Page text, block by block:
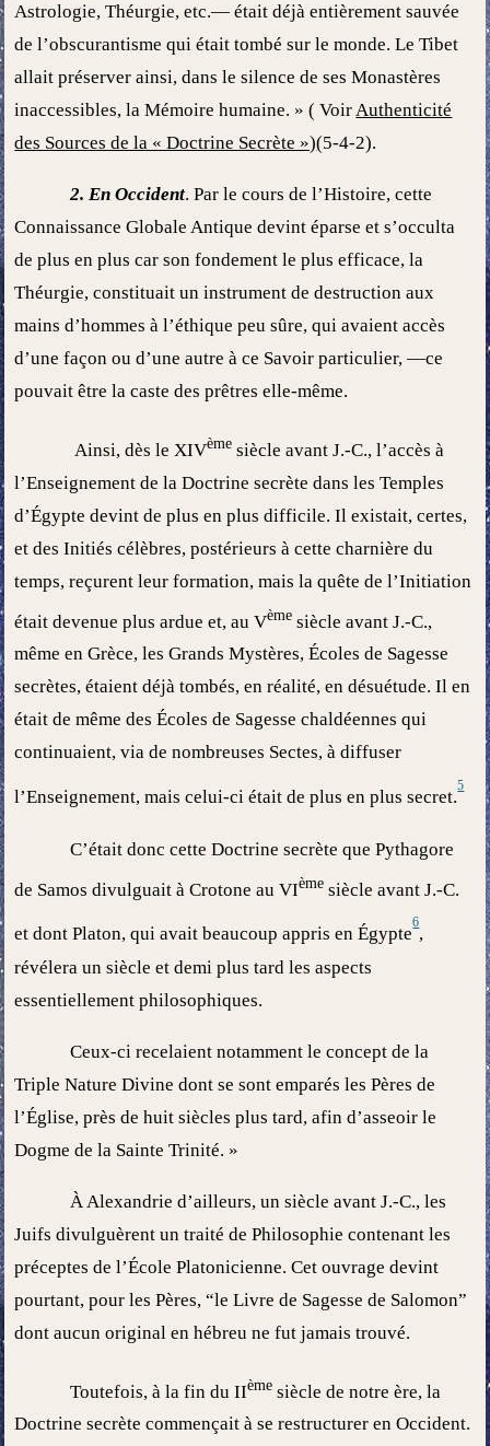
Astrologie, Théurgie, etc.— était déjà entièrement sauvée
de l’obscurantisme qui était tombé sur le monde. Le Tibet
allait préserver ainsi, dans le silence de ses Monastères
inaccessibles, la Mémoire humaine. » ( VoirAuthenticité
des Sources de la « Doctrine Secrète »)(5-4-2).
2. En Occident. Par le cours de l’Histoire, cette
Connaissance Globale Antique devint éparse et s’occulta
de plus en plus car son fondement le plus efficace, la
Théurgie, constituait un instrument de destruction aux
mains d’hommes à l’éthique peu sûre, qui avaient accès
d’une façon ou d’une autre à ce Savoir particulier, —ce
pouvait être la caste des prêtres elle-même.
Ainsi, dès le XIVème siècle avant J.-C., l’accès à
l’Enseignement de la Doctrine secrète dans les Temples
d’Égypte devint de plus en plus difficile. Il existait, certes,
et des Initiés célèbres, postérieurs à cette charnière du
temps, reçurent leur formation, mais la quête de l’Initiation
était devenue plus ardue et, au Vème siècle avant J.-C.,
même en Grèce, les Grands Mystères, Écoles de Sagesse
secrètes, étaient déjà tombés, en réalité, en désuétude. Il en
était de même des Écoles de Sagesse chaldéennes qui
continuaient, via de nombreuses Sectes, à diffuser
l’Enseignement, mais celui-ci était de plus en plus secret.
5
C’était donc cette Doctrine secrète que Pythagore
de Samos divulguait à Crotone au VIème siècle avant J.-C.
et dont Platon, qui avait beaucoup appris en Égypte
6
,
révélera un siècle et demi plus tard les aspects
essentiellement philosophiques.
Ceux-ci recelaient notamment le concept de la
Triple Nature Divine dont se sont emparés les Pères de
l’Église, près de huit siècles plus tard, afin d’asseoir le
Dogme de la Sainte Trinité. »
À Alexandrie d’ailleurs, un siècle avant J.-C., les
Juifs divulguèrent un traité de Philosophie contenant les
préceptes de l’École Platonicienne. Cet ouvrage devint
pourtant, pour les Pères, “le Livre de Sagesse de Salomon”
dont aucun original en hébreu ne fut jamais trouvé.
Toutefois, à la fin du IIème siècle de notre ère, la
Doctrine secrète commençait à se restructurer en Occident.